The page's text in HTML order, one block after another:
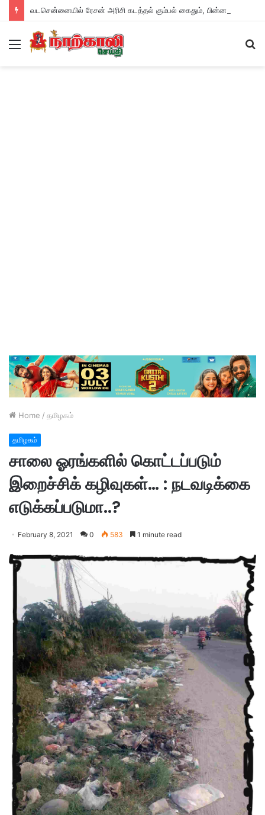
Menu
Home / தமிழகம்
தமிழகம்
சாலை ஓரங்களில் கொட்டப்படும்
இறைச்சிக் கழிவுகள்… : நடவடிக்கை
எடுக்கப்படுமா..?
February 8, 2021 0 583 1 minute read